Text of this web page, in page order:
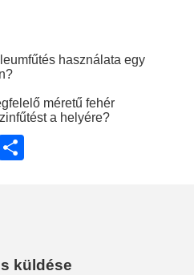
használata egy
méretű fehér
a helyére?
küldése